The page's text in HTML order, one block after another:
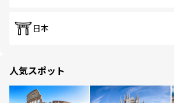
日本
人気スポット